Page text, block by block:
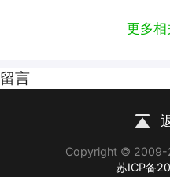
更多相
留言
Copyright © 2009-
苏ICP备